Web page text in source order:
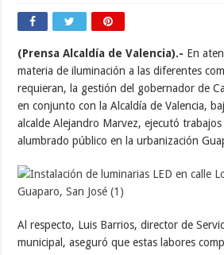
(Prensa Alcaldía de Valencia).- En
materia de iluminación a las diferentes
requieran, la gestión del gobernador de
en conjunto con la Alcaldía de Valencia,
alcalde Alejandro Marvez, ejecutó
alumbrado público en la urbanización
Al respecto, Luis Barrios, director de
municipal, aseguró que estas labores